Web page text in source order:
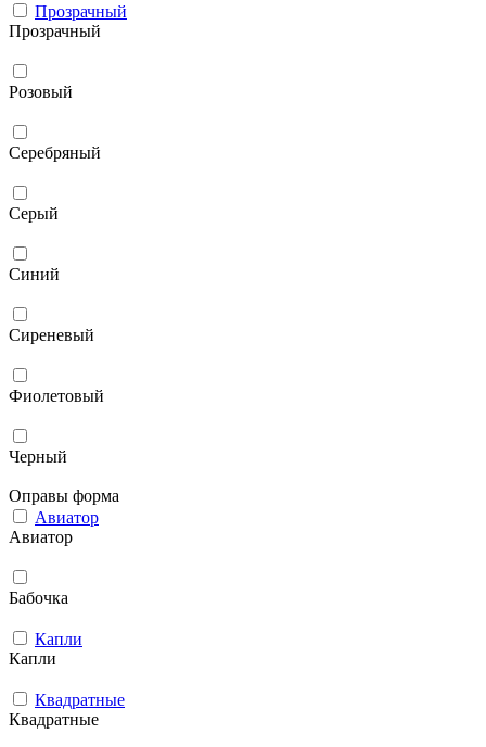
Прозрачный
Прозрачный
Розовый
Серебряный
Серый
Синий
Сиреневый
Фиолетовый
Черный
Оправы форма
Авиатор
Авиатор
Бабочка
Капли
Капли
Квадратные
Квадратные